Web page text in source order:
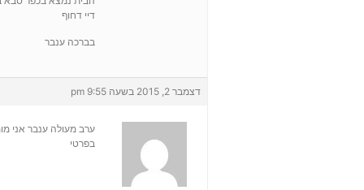
דיי דחוף
בברכה ענבר
דצמבר 2, 2015 בשעה 9:55 pm
ערב מעולה ענבר אני
בפרטי